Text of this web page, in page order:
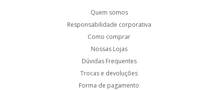
Quem somos
Responsabilidade corporativa
Como comprar
Nossas Lojas
Dúvidas Frequentes
Trocas e devoluções
Forma de pagamento